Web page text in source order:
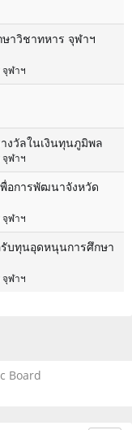
ษาวิชาทหาร จุฬาฯ
ฬาฯ
งวัลในเงินทุนภูมิพล
ฬาฯ
อการพัฒนาจังหวัด
ฬาฯ
บทุนอุดหนุนการศึกษา
ฬาฯ
Board